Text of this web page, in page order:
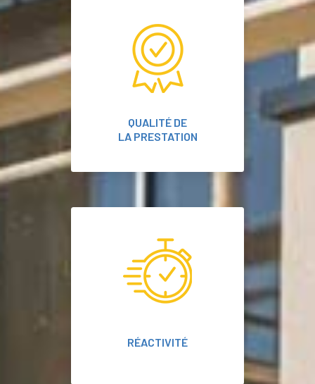
QUALITÉ DE
LA PRESTATION
RÉACTIVITÉ